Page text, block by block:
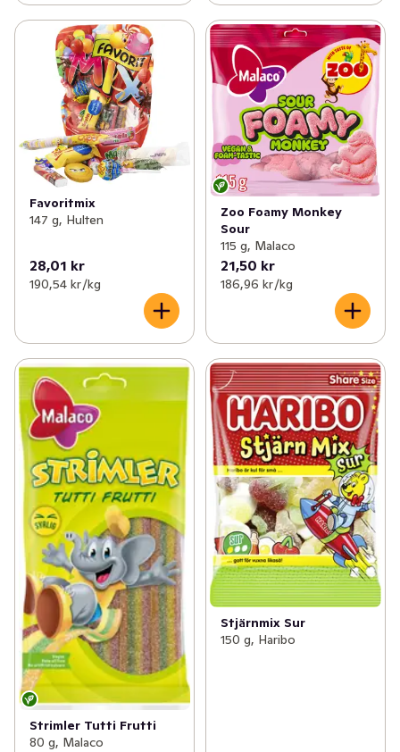
Favoritmix
147 g, Hulten
28,01 kr
190,54 kr /kg
Zoo Foamy Monkey
Sour
115 g, Malaco
21,50 kr
186,96 kr /kg
Strimler Tutti Frutti
80 g, Malaco
Stjärnmix Sur
150 g, Haribo